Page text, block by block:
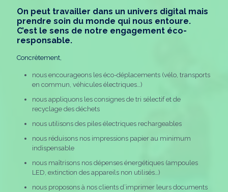
On peut travailler dans un univers digital mais
prendre soin du monde qui nous entoure.
C’est le sens de notre engagement éco-
responsable.
Concrètement,
nous encourageons les éco-déplacements (vélo, transports
en commun, véhicules électriques…)
nous appliquons les consignes de tri sélectif et de
recyclage des déchets
nous utilisons des piles électriques rechargeables
nous réduisons nos impressions papier au minimum
indispensable
nous maîtrisons nos dépenses énergétiques (ampoules
LED, extinction des appareils non utilisés…)
nous proposons à nos clients d’imprimer leurs documents